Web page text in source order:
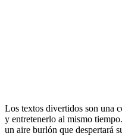
Los textos divertidos son una
y entretenerlo al mismo
un aire burlón que despertará